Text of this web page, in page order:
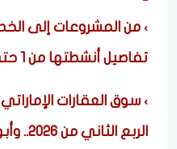
من المشروعات إلى
تفاصيل أنشطتها من 1 حتى 6 أغسطس 2026
سوق العقارات
الربع